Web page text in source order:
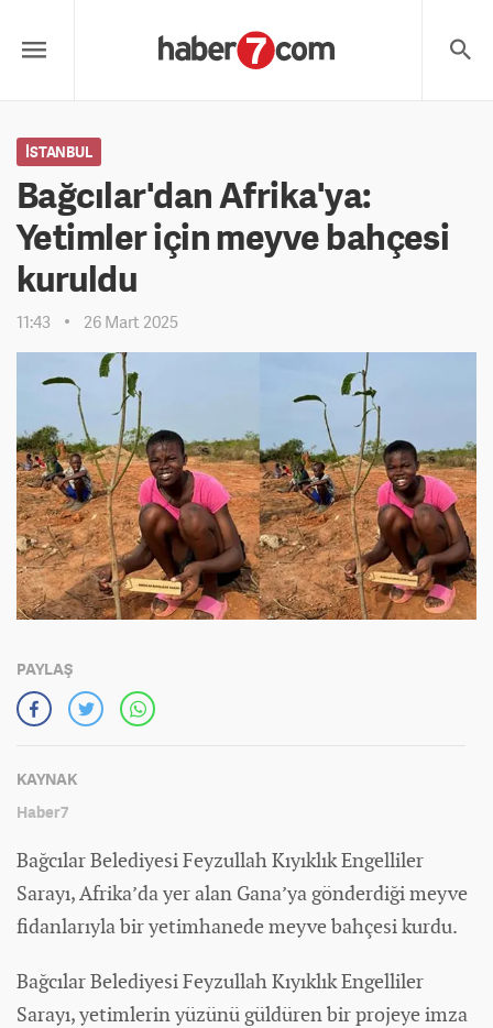
İSTANBUL
Bağcılar'dan Afrika'ya:
Yetimler için meyve bahçesi
kuruldu
11:43 26 Mart 2025
PAYLAŞ
KAYNAK
Haber7
Bağcılar Belediyesi Feyzullah Kıyıklık Engelliler
Sarayı, Afrika’da yer alan Gana’ya gönderdiği meyve
fidanlarıyla bir yetimhanede meyve bahçesi kurdu.
Bağcılar Belediyesi Feyzullah Kıyıklık Engelliler
Sarayı, yetimlerin yüzünü güldüren bir projeye imza